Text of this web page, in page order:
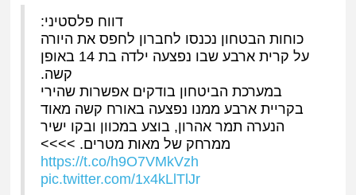
דווח פלסטיני:
כוחות הבטחון נכנסו לחברון לחפס את היורה
על קרית ארבע שבו נפצעה ילדה בת 14 באופן
קשה.
במערכת הביטחון בודקים אפשרות שהירי
בקריית ארבע ממנו נפצעה באורח קשה מאוד
הנערה תמר אהרון, בוצע במכוון ובקו ישיר
ממרחק של מאות מטרים. >>>>
https://t.co/h9O7VMkVzh
pic.twitter.com/1x4kLlTlJr